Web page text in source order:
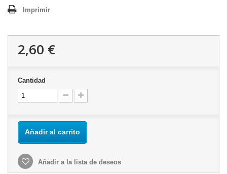
Imprimir
2,60 €
Cantidad
Añadir al carrito
Añadir a la lista de deseos